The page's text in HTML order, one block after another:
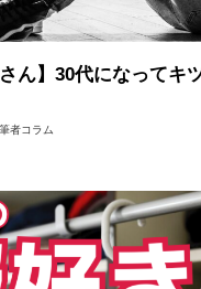
さん】30代になってキ
筆者コラム